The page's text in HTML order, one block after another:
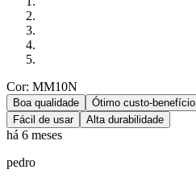
Cor: MM10N
Boa qualidade Ótimo custo-benefício
Fácil de usar
Alta durabilidade
há 6 meses
pedro